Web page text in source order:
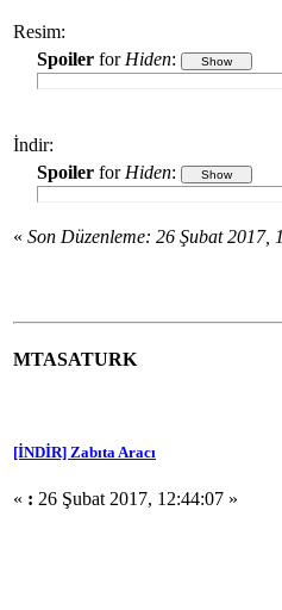
Resim:
Spoiler for Hiden:
İndir:
Spoiler for Hiden:
« Son Düzenleme: 26 Şubat
MTASATURK
[İNDİR] Zabıta Aracı
« : 26 Şubat 2017, 12:44:07 »